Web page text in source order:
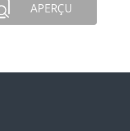
APERÇU